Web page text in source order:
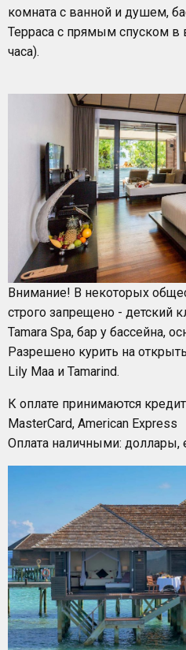
комната с ванной и душем,
Терраса с прямым спуском в
часа).
Внимание! В некоторых
строго запрещено - детский
Tamara Spa, бар у бассейна,
Разрешено курить на
Lily Maa и Tamarind.
К оплате принимаются
MasterCard, American Express
Оплата наличными: доллары,